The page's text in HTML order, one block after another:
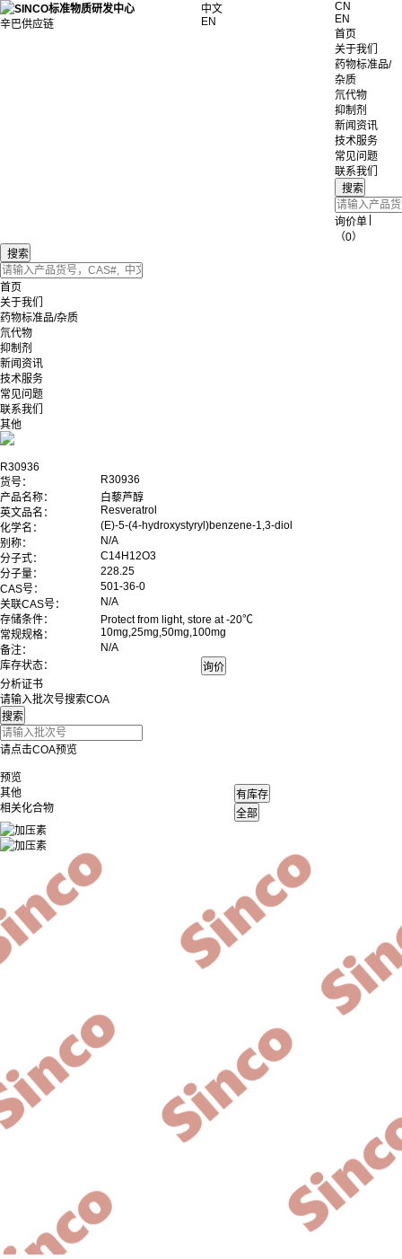
辛巴供应链
中文
EN
CN
EN
首页
关于我们
药物标准品/
杂质
氘代物
抑制剂
新闻资讯
技术服务
常见问题
联系我们
询价单
（0）
首页
关于我们
药物标准品/杂质
氘代物
抑制剂
新闻资讯
技术服务
常见问题
联系我们
其他
R30936
货号：
R30936
产品名称：
白藜芦醇
英文品名：
Resveratrol
化学名：
(E)-5-(4-hydroxystyryl)benzene-1,3-diol
别称：
N/A
分子式：
C14H12O3
分子量：
228.25
CAS号：
501-36-0
关联CAS号：
N/A
存储条件：
Protect from light, store at -20℃
常规规格：
10mg,25mg,50mg,100mg
备注：
N/A
库存状态：
分析证书
请输入批次号搜索COA
请点击COA预览
预览
其他
相关化合物